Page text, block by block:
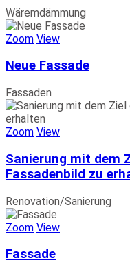
Wäremdämmung
Zoom View
Neue Fassade
Fassaden
Zoom View
Sanierung mit dem
Fassadenbild zu
Renovation/Sanierung
Zoom View
Fassade